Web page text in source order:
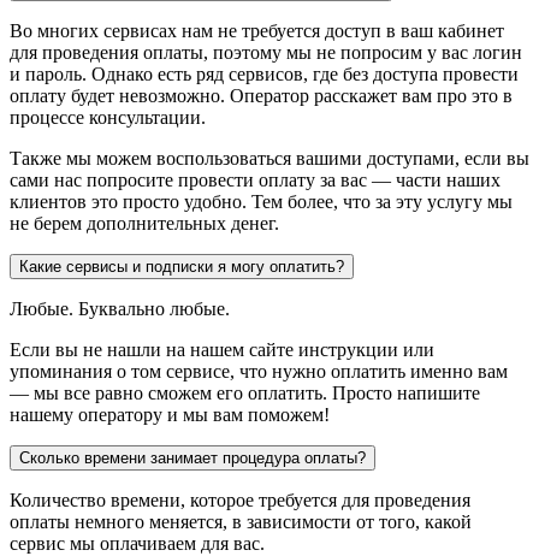
Во многих сервисах нам не требуется доступ в ваш кабинет
для проведения оплаты, поэтому мы не попросим у вас логин
и пароль. Однако есть ряд сервисов, где без доступа провести
оплату будет невозможно. Оператор расскажет вам про это в
процессе консультации.
Также мы можем воспользоваться вашими доступами, если вы
сами нас попросите провести оплату за вас — части наших
клиентов это просто удобно. Тем более, что за эту услугу мы
не берем дополнительных денег.
Какие сервисы и подписки я могу оплатить?
Любые. Буквально любые.
Если вы не нашли на нашем сайте инструкции или
упоминания о том сервисе, что нужно оплатить именно вам
— мы все равно сможем его оплатить. Просто напишите
нашему оператору и мы вам поможем!
Сколько времени занимает процедура оплаты?
Количество времени, которое требуется для проведения
оплаты немного меняется, в зависимости от того, какой
сервис мы оплачиваем для вас.